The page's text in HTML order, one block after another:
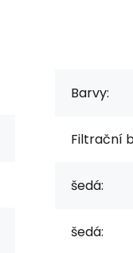
Barvy:
Filtrační
šedá:
šedá: